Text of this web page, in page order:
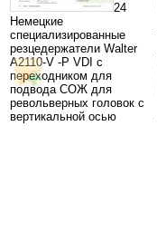
24
Немецкие
специализированные
резцедержатели Walter
A2110-V -P VDI с
переходником для
подвода СОЖ для
револьверных головок с
вертикальной осью